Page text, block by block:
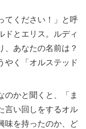
てください！」と呼
ドとエリス。ルディ
、あなたの名前は？
やく「オルステッド
のかと聞くと、「ま
言い回しをするオル
味を持ったのか、ど